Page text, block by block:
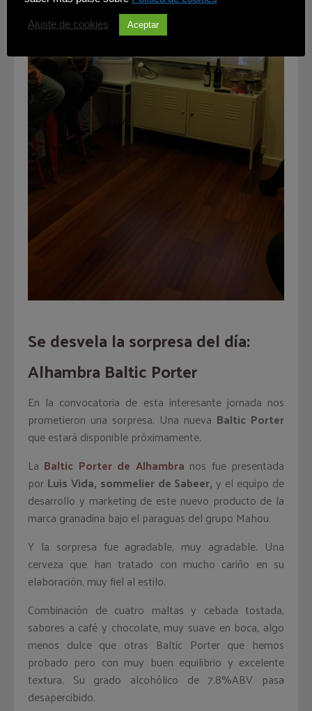
Se desvela la sorpresa del día:
Alhambra Baltic Porter
En la convocatoria de esta interesante jornada nos
prometieron una sorpresa. Una nueva Baltic Porter
que estará disponible próximamente.
La Baltic Porter de Alhambra nos fue presentada
por Luis Vida, sommelier de Sabeer, y el equipo de
desarrollo y marketing de este nuevo producto de la
marca granadina bajo el paraguas del grupo Mahou.
Y la sorpresa fue agradable, muy agradable. Una
cerveza que han tratado con mucho cariño en su
elaboración, muy fiel al estilo.
Combinación de cuatro maltas y cebada tostada,
sabores a café y chocolate, muy suave en boca, algo
menos dulce que otras Baltic Porter que hemos
probado pero con muy buen equilibrio y excelente
textura. Su grado alcohólico de 7.8%ABV pasa
desapercibido.
Ajuste de cookies Aceptar